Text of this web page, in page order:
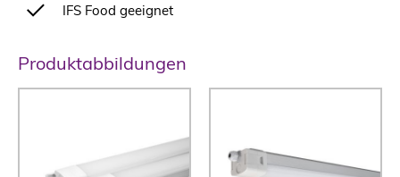
IFS Food geeignet
Produktabbildungen